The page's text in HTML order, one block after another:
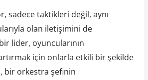
sadece taktikleri değil, aynı
olan iletişimini de
lider, oyuncularının
için onlarla etkili bir şekilde
bir orkestra şefinin